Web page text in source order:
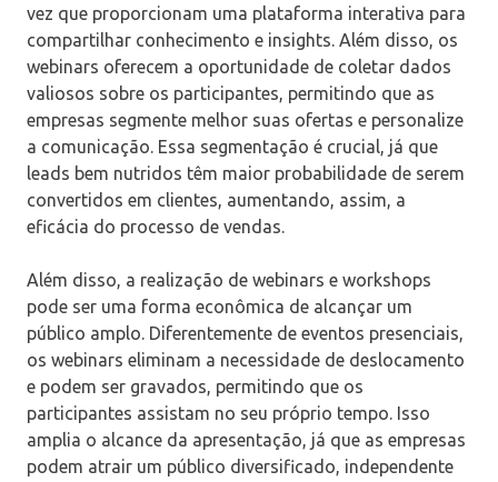
vez que proporcionam uma plataforma interativa para
compartilhar conhecimento e insights. Além disso, os
webinars oferecem a oportunidade de coletar dados
valiosos sobre os participantes, permitindo que as
empresas segmente melhor suas ofertas e personalize
a comunicação. Essa segmentação é crucial, já que
leads bem nutridos têm maior probabilidade de serem
convertidos em clientes, aumentando, assim, a
eficácia do processo de vendas.
Além disso, a realização de webinars e workshops
pode ser uma forma econômica de alcançar um
público amplo. Diferentemente de eventos presenciais,
os webinars eliminam a necessidade de deslocamento
e podem ser gravados, permitindo que os
participantes assistam no seu próprio tempo. Isso
amplia o alcance da apresentação, já que as empresas
podem atrair um público diversificado, independente